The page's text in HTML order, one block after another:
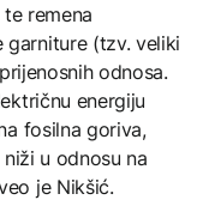
remena
garniture (tzv. veliki
odnosa.
energiju
fosilna goriva,
u odnosu na
je Nikšić.